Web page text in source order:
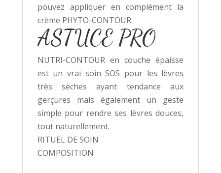
pouvez appliquer en complément la
crème PHYTO-CONTOUR.
ASTUCE PRO
NUTRI-CONTOUR en couche épaisse
est un vrai soin SOS pour les lèvres
très sèches ayant tendance aux
gerçures mais également un geste
simple pour rendre ses lèvres douces,
tout naturellement.
RITUEL DE SOIN
COMPOSITION